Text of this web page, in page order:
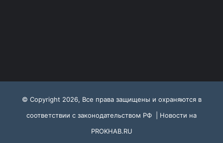
© Copyright 2026, Все права защищены и охраняются в
соответствии с законодательством РФ | Новости на
PROKHAB.RU